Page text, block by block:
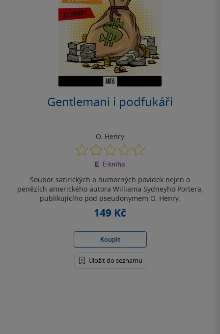
Gentlemani i podfukáři
O. Henry
0.0
z
5
E-kniha
Soubor satirických a humorných povídek nejen o
penězích amerického autora Williama Sydneyho Portera,
publikujícího pod pseudonymem O. Henry.
149 Kč
Koupit
Uložit do seznamu